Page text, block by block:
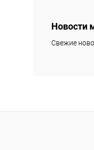
Новости
Свежие